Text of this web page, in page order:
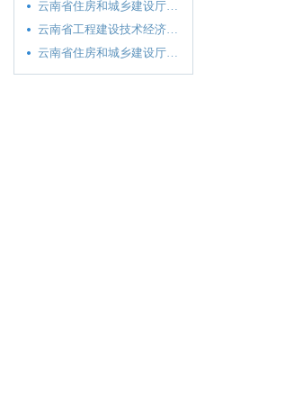
云南省住房和城乡建设厅关于印发云南省2020年工程建设地方标准编制计划（第一批）的通知
云南省工程建设技术经济室关于《云南省2013版建设工程造价计价依据》有关定额子目更正的通知
云南省住房和城乡建设厅关于发布云南省绿色装配式建筑“四新”与建材推广目录（2020年第一批）的公告